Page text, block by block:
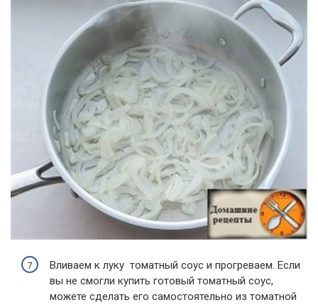
Вливаем к луку томатный соус и прогреваем. Если
вы не смогли купить готовый томатный соус,
можете сделать его самостоятельно из томатной